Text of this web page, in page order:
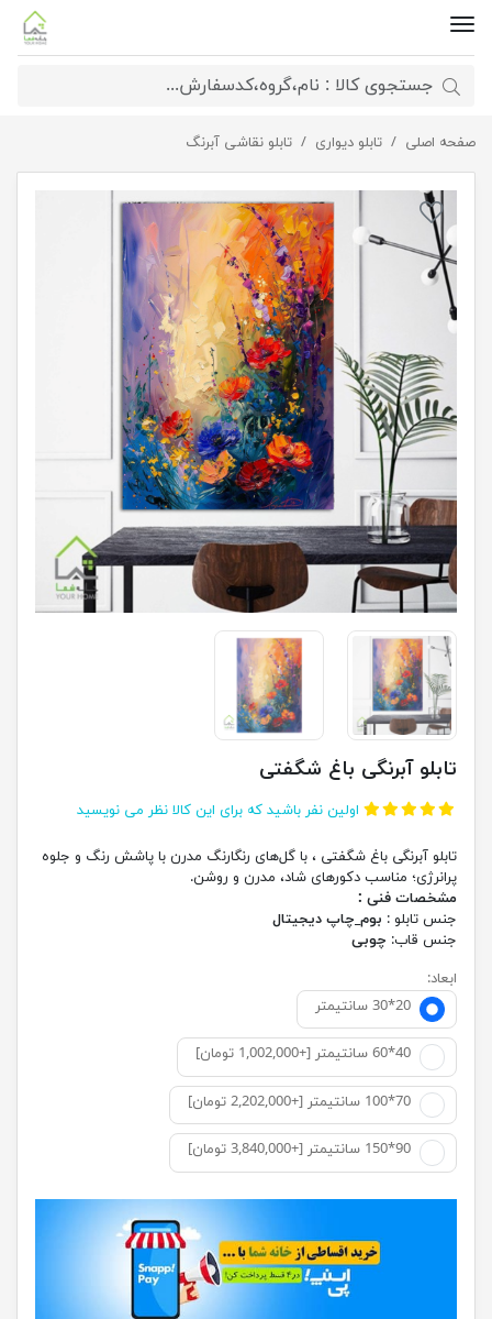
صفحه اصلی تابلو دیواری تابلو نقاشی آبرنگ تابلو آبرنگی باغ شگفتی
تابلو آبرنگی باغ شگفتی
اولین نفر باشید که برای این کالا نظر می نویسید
تابلو آبرنگی باغ شگفتی ، با گل‌های رنگارنگ مدرن با پاشش رنگ و جلوه
پرانرژی؛ مناسب دکورهای شاد، مدرن و روشن.
مشخصات فنی :
جنس تابلو : بوم_چاپ دیجیتال
جنس قاب: چوبی
ابعاد:
20*30 سانتيمتر
40*60 سانتیمتر [+1,002,000 تومان]
70*100 سانتیمتر [+2,202,000 تومان]
90*150 سانتیمتر [+3,840,000 تومان]